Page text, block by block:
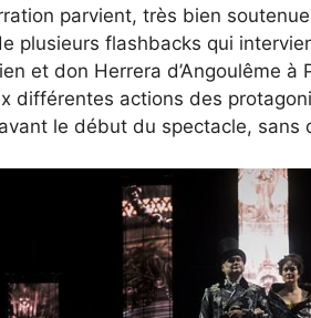
parvient, très bien
plusieurs flashbacks qui
et don Herrera d’Angoulême
différentes actions des
le début du spectacle, sans